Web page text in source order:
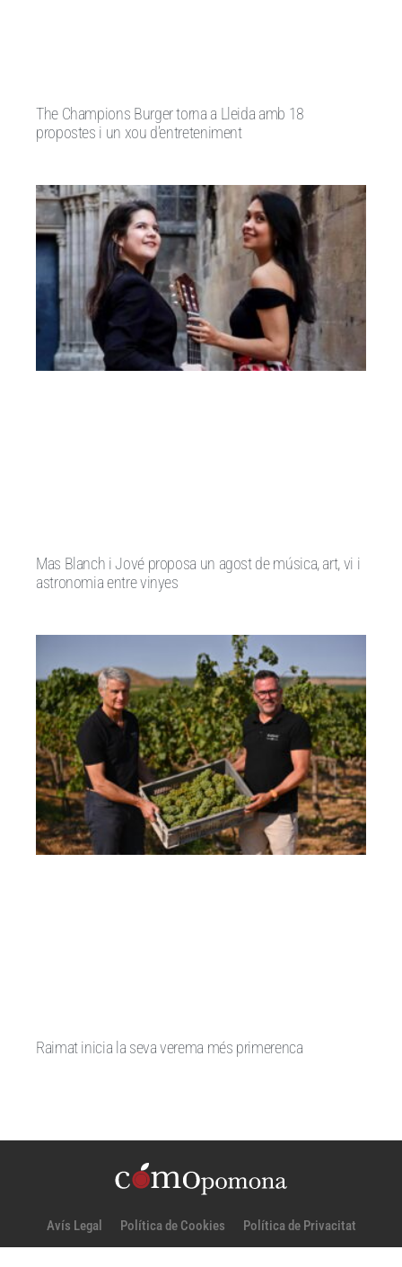
The Champions Burger torna a Lleida amb 18
propostes i un xou d’entreteniment
Mas Blanch i Jové proposa un agost de música, art, vi i
astronomia entre vinyes
Raimat inicia la seva verema més primerenca
Avís Legal Política de Cookies Política de Privacitat